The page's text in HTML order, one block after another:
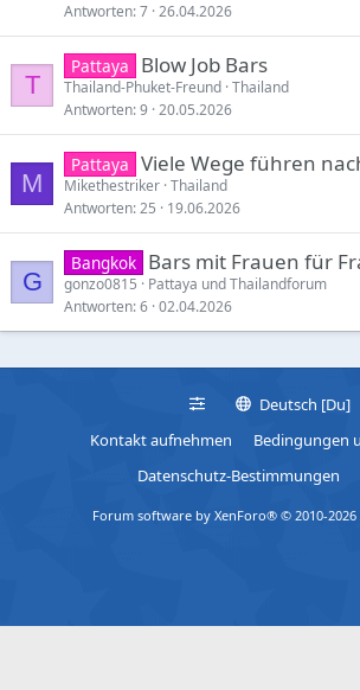
Antworten 7 26.04.2026
T
Pattaya Blow Job Bars
Thailand-Phuket-Freund Thailand
Antworten 9 20.05.2026
M
Pattaya Viele Wege führen
Mikethestriker Thailand
Antworten 25 19.06.2026
G
Bangkok Bars mit Frauen für
gonzo0815
Pattaya und Thailandforum
Antworten 6 02.04.2026
Deutsch [Du]
Kontakt aufnehmen
Bedingungen
Datenschutz-Bestimmungen
Forum software by XenForo® © 2010-2026